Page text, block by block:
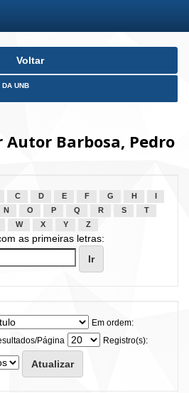
Voltar
DA UNB
Autor Barbosa, Pedro
C D E F G H
N O P Q R S
T
W X Y Z
as primeiras letras:
Em ordem:
Página
Registro(s):